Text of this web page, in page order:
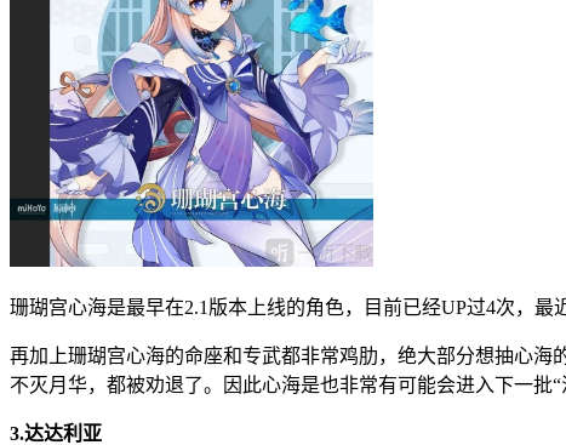
珊瑚宫心海是最早在2.1版本上线的角色，目前已经UP过4次，最
再加上珊瑚宫心海的命座和专武都非常鸡肋，绝大部分想抽心
不灭月华，都被劝退了。因此心海是也非常有可能会进入下一批“
3.达达利亚